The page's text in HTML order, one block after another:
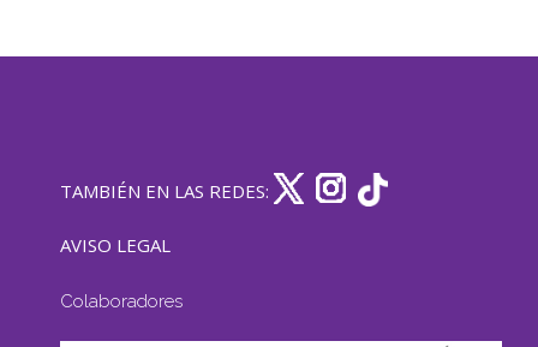
TAMBIÉN EN LAS REDES:
AVISO LEGAL
Colaboradores